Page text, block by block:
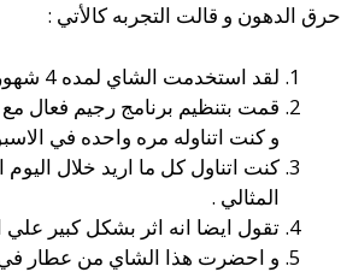
حرق الدهون و قالت التجربه كالأتي :
لقد استخدمت الشاي لمده 4 شهور تقريبا و خسرت من الوزن ما يقارب ب 18 كيلو .
قمت بتنظيم برنامج رجيم فعال مع
و كنت اتناوله مره واحده في
كنت اتناول كل ما اريد خلال
المثالي .
تقول ايضا انه اثر بشكل كبير
و احضرت هذا الشاي من عطار في